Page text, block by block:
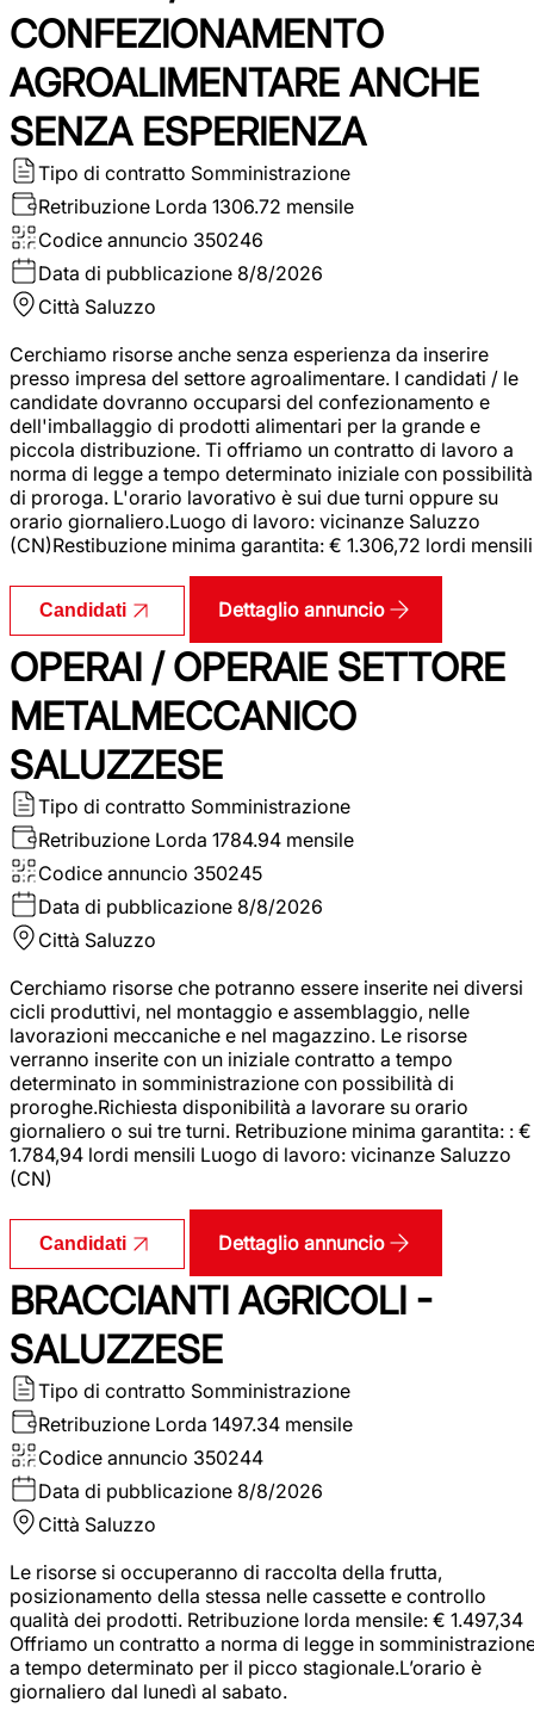
CONFEZIONAMENTO
AGROALIMENTARE ANCHE
SENZA ESPERIENZA
Tipo di contratto Somministrazione
Retribuzione Lorda 1306.72 mensile
Codice annuncio 350246
Data di pubblicazione 8/8/2026
Città Saluzzo
Cerchiamo risorse anche senza esperienza da inserire
presso impresa del settore agroalimentare. I candidati / le
candidate dovranno occuparsi del confezionamento e
dell'imballaggio di prodotti alimentari per la grande e
piccola distribuzione. Ti offriamo un contratto di lavoro a
norma di legge a tempo determinato iniziale con possibilità
di proroga. L'orario lavorativo è sui due turni oppure su
orario giornaliero.Luogo di lavoro: vicinanze Saluzzo
(CN)Restibuzione minima garantita: € 1.306,72 lordi mensili
Candidati Dettaglio annuncio
OPERAI / OPERAIE SETTORE
METALMECCANICO
SALUZZESE
Tipo di contratto Somministrazione
Retribuzione Lorda 1784.94 mensile
Codice annuncio 350245
Data di pubblicazione 8/8/2026
Città Saluzzo
Cerchiamo risorse che potranno essere inserite nei diversi
cicli produttivi, nel montaggio e assemblaggio, nelle
lavorazioni meccaniche e nel magazzino. Le risorse
verranno inserite con un iniziale contratto a tempo
determinato in somministrazione con possibilità di
proroghe.Richiesta disponibilità a lavorare su orario
giornaliero o sui tre turni. Retribuzione minima garantita: : €
1.784,94 lordi mensili Luogo di lavoro: vicinanze Saluzzo
(CN)
Candidati Dettaglio annuncio
BRACCIANTI AGRICOLI -
SALUZZESE
Tipo di contratto Somministrazione
Retribuzione Lorda 1497.34 mensile
Codice annuncio 350244
Data di pubblicazione 8/8/2026
Città Saluzzo
Le risorse si occuperanno di raccolta della frutta,
posizionamento della stessa nelle cassette e controllo
qualità dei prodotti. Retribuzione lorda mensile: € 1.497,34
Offriamo un contratto a norma di legge in
a tempo determinato per il picco stagionale.L’orario è
giornaliero dal lunedì al sabato.